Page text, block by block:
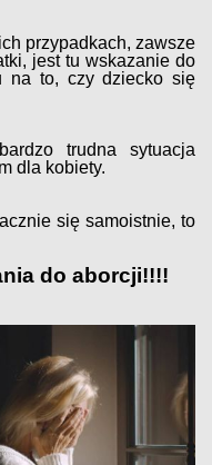
przypadkach, zawsze
jest tu wskazanie do
na to, czy dziecko się
trudna sytuacja
dla kobiety.
się samoistnie, to
do aborcji!!!!